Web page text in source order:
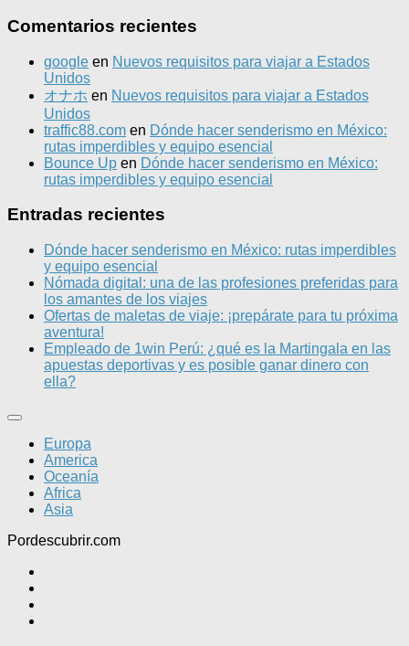
Comentarios recientes
google en Nuevos requisitos para viajar a Estados
Unidos
オナホ en Nuevos requisitos para viajar a Estados
Unidos
traffic88.com en Dónde hacer senderismo en México:
rutas imperdibles y equipo esencial
Bounce Up en Dónde hacer senderismo en México:
rutas imperdibles y equipo esencial
Entradas recientes
Dónde hacer senderismo en México: rutas imperdibles
y equipo esencial
Nómada digital: una de las profesiones preferidas para
los amantes de los viajes
Ofertas de maletas de viaje: ¡prepárate para tu próxima
aventura!
Empleado de 1win Perú: ¿qué es la Martingala en las
apuestas deportivas y es posible ganar dinero con
ella?
Europa
America
Oceanía
Africa
Asia
Pordescubrir.com